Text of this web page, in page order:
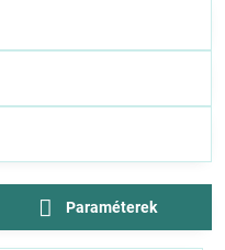
Paraméterek